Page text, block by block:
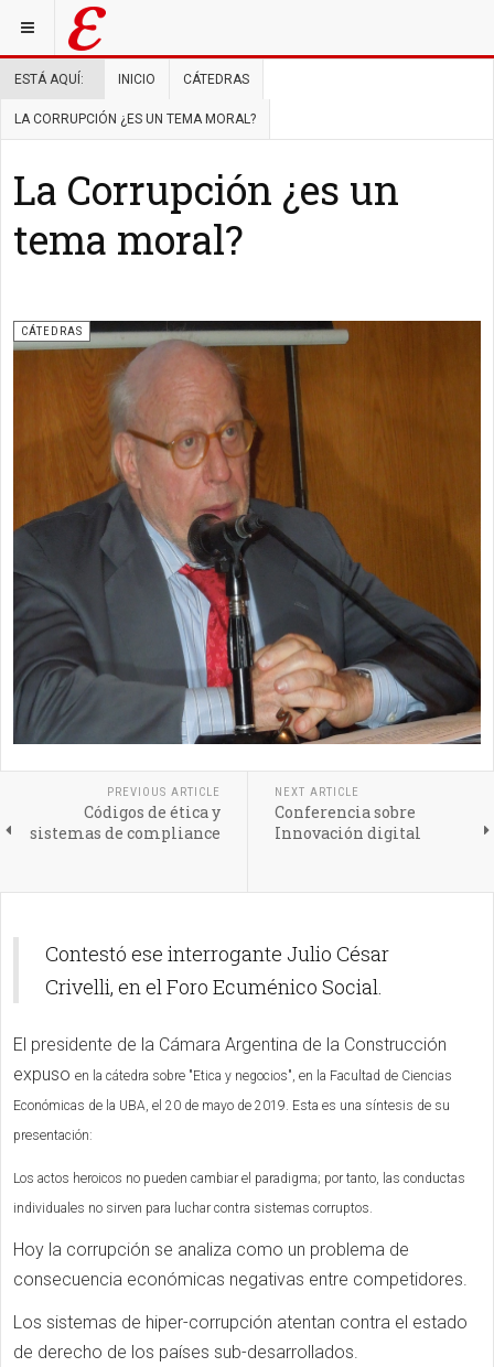
ESTÁ AQUÍ: INICIO CÁTEDRAS
LA CORRUPCIÓN ¿ES UN TEMA MORAL?
La Corrupción ¿es un
tema moral?
CÁTEDRAS
PREVIOUS ARTICLE
Códigos de ética y
sistemas de compliance
NEXT ARTICLE
Conferencia sobre
Innovación digital
Contestó ese interrogante Julio César
Crivelli, en el Foro Ecuménico Social.
El presidente de la Cámara Argentina de la Construcción
expuso en la cátedra sobre "Etica y negocios", en la Facultad de Ciencias
Económicas de la UBA, el 20 de mayo de 2019. Esta es una síntesis de su
presentación:
Los actos heroicos no pueden cambiar el paradigma; por tanto, las conductas
individuales no sirven para luchar contra sistemas corruptos.
Hoy la corrupción se analiza como un problema de
consecuencia económicas negativas entre competidores.
Los sistemas de hiper-corrupción atentan contra el estado
de derecho de los países sub-desarrollados.